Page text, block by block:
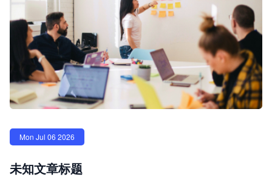
Mon Jul 06 2026
未知文章标题